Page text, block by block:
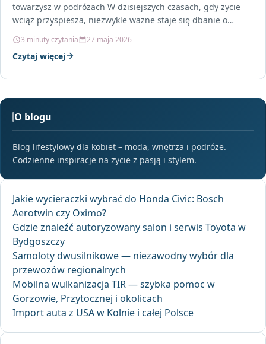
towarzysz w podróżach W dzisiejszych czasach, gdy życie
wciąż przyspiesza, niezwykle ważne staje się dbanie o…
3 minuty czytania 27 maja 2026
Czytaj więcej
O blogu
Blog lifestylowy dla kobiet – moda, wnętrza i podróże.
Codzienne inspiracje na życie z pasją i stylem.
Jakie wycieraczki wybrać do Honda Civic: Bosch
Aerotwin czy Oximo?
Gdzie znaleźć autoryzowany salon i serwis Toyota w
Bydgoszczy
Samoloty dwusilnikowe — niezawodny wybór dla
przewozów regionalnych
Mobilna wulkanizacja TIR — szybka pomoc w
Gorzowie, Przytocznej i okolicach
Import auta z USA w Kolnie i całej Polsce